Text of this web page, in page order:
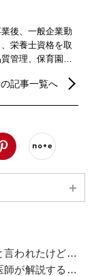
後、一般企業勤
栄養士資格を取
管理、保育園栄
野の記事執筆を中
記事一覧へ
Pinterest
言われたけど…
師が解説する